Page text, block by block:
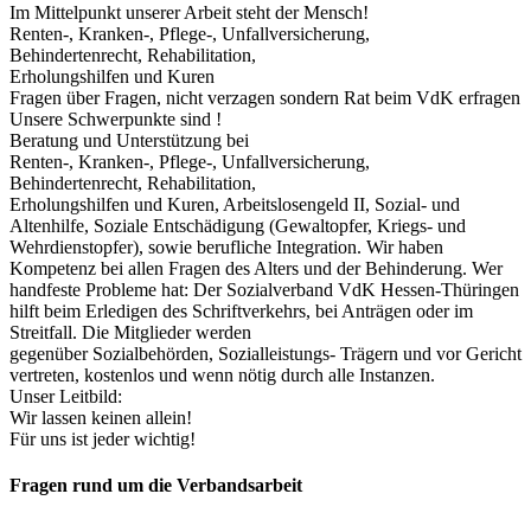
Im Mittelpunkt unserer Arbeit steht der Mensch!
Renten-, Kranken-, Pflege-, Unfallversicherung,
Behindertenrecht, Rehabilitation,
Erholungshilfen und Kuren
Fragen über Fragen, nicht verzagen sondern Rat beim VdK erfragen
Unsere Schwerpunkte sind !
Beratung und Unterstützung bei
Renten-, Kranken-, Pflege-, Unfallversicherung,
Behindertenrecht, Rehabilitation,
Erholungshilfen und Kuren, Arbeitslosengeld II, Sozial- und
Altenhilfe, Soziale Entschädigung (Gewaltopfer, Kriegs- und
Wehrdienstopfer), sowie berufliche Integration. Wir haben
Kompetenz bei allen Fragen des Alters und der Behinderung. Wer
handfeste Probleme hat: Der Sozialverband VdK Hessen-Thüringen
hilft beim Erledigen des Schriftverkehrs, bei Anträgen oder im
Streitfall. Die Mitglieder werden
gegenüber Sozialbehörden, Sozialleistungs- Trägern und vor Gericht
vertreten, kostenlos und wenn nötig durch alle Instanzen.
Unser Leitbild:
Wir lassen keinen allein!
Für uns ist jeder wichtig!
Fragen rund um die Verbandsarbeit